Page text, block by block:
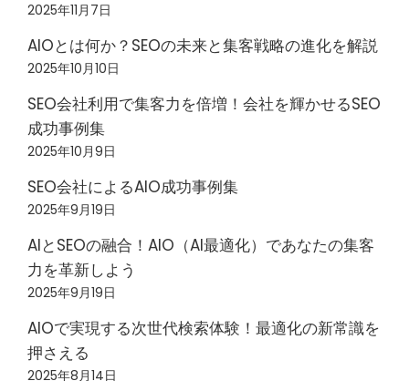
2025年11月7日
AIOとは何か？SEOの未来と集客戦略の進化を解説
2025年10月10日
SEO会社利用で集客力を倍増！会社を輝かせるSEO
成功事例集
2025年10月9日
SEO会社によるAIO成功事例集
2025年9月19日
AIとSEOの融合！AIO（AI最適化）であなたの集客
力を革新しよう
2025年9月19日
AIOで実現する次世代検索体験！最適化の新常識を
押さえる
2025年8月14日